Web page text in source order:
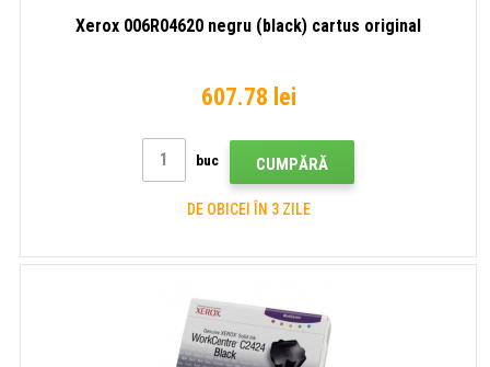
Xerox 006R04620 negru (black) cartus original
607.78 lei
buc CUMPĂRĂ
DE OBICEI ÎN 3 ZILE